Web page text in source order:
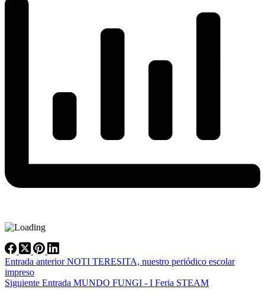
Entrada anteriorNOTI TERESITA, nuestro periódico escolar
impreso
Siguiente Entrada MUNDO FUNGI - I Feria STEAM